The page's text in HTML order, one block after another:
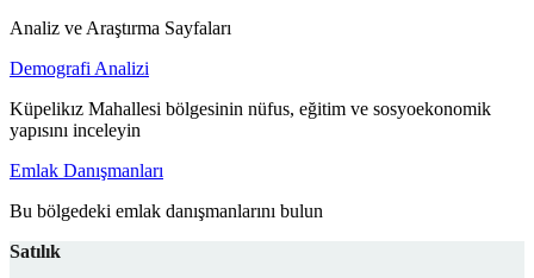
Analiz ve Araştırma Sayfaları
Demografi Analizi
Küpelikız Mahallesi bölgesinin nüfus, eğitim ve sosyoekonomik
yapısını inceleyin
Emlak Danışmanları
Bu bölgedeki emlak danışmanlarını bulun
Satılık